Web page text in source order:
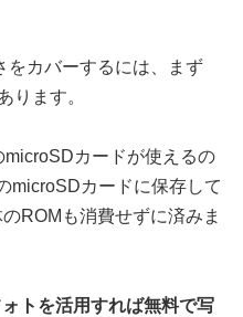
をカバーするには、まず
ります。
カードが使えるの
microSDカードに保存して
ROMも消費せずに済みま
トを活用すれば無料で写